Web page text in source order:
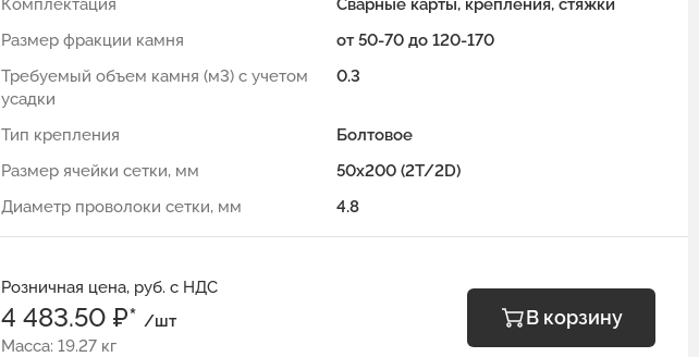
Комплектация
Сварные карты, крепления, стяжки
Размер фракции камня
от 50-70 до 120-170
Требуемый объем камня (м3) с учетом
усадки
0.3
Тип крепления
Болтовое
Размер ячейки сетки, мм
50x200 (2Т/2D)
Диаметр проволоки сетки, мм
4.8
Розничная цена, руб. с НДС
4 483.50 ₽* /шт
Масса: 19.27 кг
В корзину